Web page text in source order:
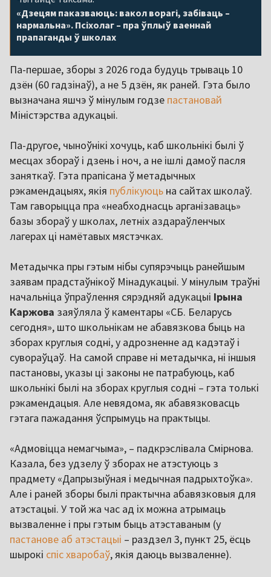
«Дзецям паказваюць: вакол ворагі, забіваць –
нармальна». Псіхолаг – пра ўплыў ваеннай
прапаганды ў школах
Па-першае, зборы з 2026 года будуць трываць 10
дзён (60 гадзінаў), а не 5 дзён, як раней. Гэта было
вызначана яшчэ ў мінулым годзе пастановай
Міністэрства адукацыі.
Па-другое, чыноўнікі хочуць, каб школьнікі былі ў
месцах збораў і дзень і ноч, а не ішлі дамоў пасля
заняткаў. Гэта прапісана ў метадычных
рэкамендацыях, якія публікуюць на сайтах школаў.
Там гаворыцца пра «неабходнасць арганізаваць»
базы збораў у школах, летніх аздараўленчых
лагерах ці намётавых мястэчках.
Метадычка пры гэтым нібы супярэчыць ранейшым
заявам прадстаўнікоў Мінадукацыі. У мінулым траўні
начальніца ўпраўлення сярэдняй адукацыі Ірына
Каржова заяўляла ў каментары «СБ. Беларусь
сегодня», што школьнікам не абавязкова быць на
зборах круглыя содні, у адрозненне ад кадэтаў і
сувораўцаў. На самой справе ні метадычка, ні іншыя
пастановы, указы ці законы не патрабуюць, каб
школьнікі былі на зборах круглыя содні – гэта толькі
рэкамендацыя. Але невядома, як абавязковасць
гэтага пажадання ўспрымуць на практыцы.
«Адмовіцца немагчыма», – падкрэслівала Смірнова.
Казала, без удзелу ў зборах не атэстуюць з
прадмету «Дапрызыўная і медычная падрыхтоўка».
Але і раней зборы былі практычна абавязковыя для
атэстацыі. У той жа час ад іх можна атрымаць
вызваленне і пры гэтым быць атэставаным (у
пастанове аб атэстацыі – раздзел 3, пункт 25, ёсць
шырокі спіс хваробаў, якія даюць вызваленне).